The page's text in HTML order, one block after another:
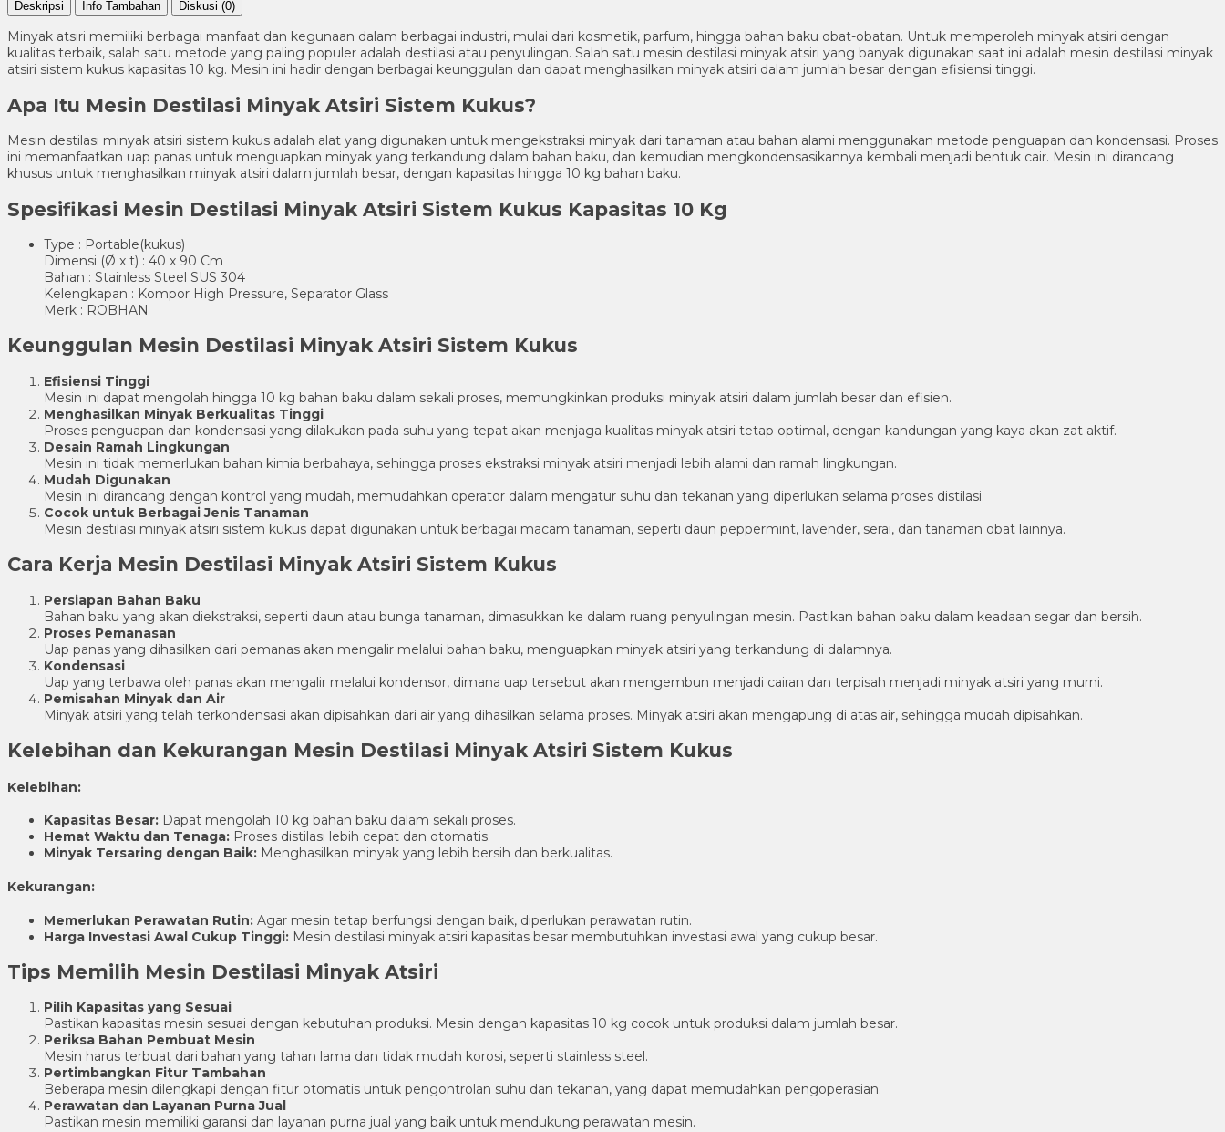
Deskripsi Info Tambahan Diskusi (0)
Minyak atsiri memiliki berbagai manfaat dan kegunaan dalam berbagai industri, mulai dari kosmetik, parfum, hingga bahan baku obat-obatan. Untuk memperoleh minyak atsiri dengan
kualitas terbaik, salah satu metode yang paling populer adalah destilasi atau penyulingan. Salah satu mesin destilasi minyak atsiri yang banyak digunakan saat ini adalah mesin destilasi minyak
atsiri sistem kukus kapasitas 10 kg. Mesin ini hadir dengan berbagai keunggulan dan dapat menghasilkan minyak atsiri dalam jumlah besar dengan efisiensi tinggi.
Apa Itu Mesin Destilasi Minyak Atsiri Sistem Kukus?
Mesin destilasi minyak atsiri sistem kukus adalah alat yang digunakan untuk mengekstraksi minyak dari tanaman atau bahan alami menggunakan metode penguapan dan kondensasi. Proses
ini memanfaatkan uap panas untuk menguapkan minyak yang terkandung dalam bahan baku, dan kemudian mengkondensasikannya kembali menjadi bentuk cair. Mesin ini dirancang
khusus untuk menghasilkan minyak atsiri dalam jumlah besar, dengan kapasitas hingga 10 kg bahan baku.
Spesifikasi Mesin Destilasi Minyak Atsiri Sistem Kukus Kapasitas 10 Kg
Type : Portable(kukus)
Dimensi (Ø x t) : 40 x 90 Cm
Bahan : Stainless Steel SUS 304
Kelengkapan : Kompor High Pressure, Separator Glass
Merk : ROBHAN
Keunggulan Mesin Destilasi Minyak Atsiri Sistem Kukus
Efisiensi Tinggi
Mesin ini dapat mengolah hingga 10 kg bahan baku dalam sekali proses, memungkinkan produksi minyak atsiri dalam jumlah besar dan efisien.
Menghasilkan Minyak Berkualitas Tinggi
Proses penguapan dan kondensasi yang dilakukan pada suhu yang tepat akan menjaga kualitas minyak atsiri tetap optimal, dengan kandungan yang kaya akan zat aktif.
Desain Ramah Lingkungan
Mesin ini tidak memerlukan bahan kimia berbahaya, sehingga proses ekstraksi minyak atsiri menjadi lebih alami dan ramah lingkungan.
Mudah Digunakan
Mesin ini dirancang dengan kontrol yang mudah, memudahkan operator dalam mengatur suhu dan tekanan yang diperlukan selama proses distilasi.
Cocok untuk Berbagai Jenis Tanaman
Mesin destilasi minyak atsiri sistem kukus dapat digunakan untuk berbagai macam tanaman, seperti daun peppermint, lavender, serai, dan tanaman obat lainnya.
Cara Kerja Mesin Destilasi Minyak Atsiri Sistem Kukus
Persiapan Bahan Baku
Bahan baku yang akan diekstraksi, seperti daun atau bunga tanaman, dimasukkan ke dalam ruang penyulingan mesin. Pastikan bahan baku dalam keadaan segar dan bersih.
Proses Pemanasan
Uap panas yang dihasilkan dari pemanas akan mengalir melalui bahan baku, menguapkan minyak atsiri yang terkandung di dalamnya.
Kondensasi
Uap yang terbawa oleh panas akan mengalir melalui kondensor, dimana uap tersebut akan mengembun menjadi cairan dan terpisah menjadi minyak atsiri yang murni.
Pemisahan Minyak dan Air
Minyak atsiri yang telah terkondensasi akan dipisahkan dari air yang dihasilkan selama proses. Minyak atsiri akan mengapung di atas air, sehingga mudah dipisahkan.
Kelebihan dan Kekurangan Mesin Destilasi Minyak Atsiri Sistem Kukus
Kelebihan:
Kapasitas Besar: Dapat mengolah 10 kg bahan baku dalam sekali proses.
Hemat Waktu dan Tenaga: Proses distilasi lebih cepat dan otomatis.
Minyak Tersaring dengan Baik: Menghasilkan minyak yang lebih bersih dan berkualitas.
Kekurangan:
Memerlukan Perawatan Rutin: Agar mesin tetap berfungsi dengan baik, diperlukan perawatan rutin.
Harga Investasi Awal Cukup Tinggi: Mesin destilasi minyak atsiri kapasitas besar membutuhkan investasi awal yang cukup besar.
Tips Memilih Mesin Destilasi Minyak Atsiri
Pilih Kapasitas yang Sesuai
Pastikan kapasitas mesin sesuai dengan kebutuhan produksi. Mesin dengan kapasitas 10 kg cocok untuk produksi dalam jumlah besar.
Periksa Bahan Pembuat Mesin
Mesin harus terbuat dari bahan yang tahan lama dan tidak mudah korosi, seperti stainless steel.
Pertimbangkan Fitur Tambahan
Beberapa mesin dilengkapi dengan fitur otomatis untuk pengontrolan suhu dan tekanan, yang dapat memudahkan pengoperasian.
Perawatan dan Layanan Purna Jual
Pastikan mesin memiliki garansi dan layanan purna jual yang baik untuk mendukung perawatan mesin.